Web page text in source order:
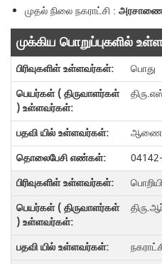
முதல் நிலை நகராட்சி :அரசாணை
முக்கிய பொறுப்புகளில்
பொது